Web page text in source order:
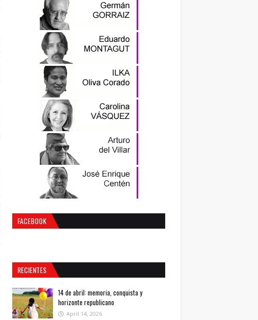
FACEBOOK
RECIENTES
14 de abril: memoria, conquista y
horizonte republicano
April 14, 2026